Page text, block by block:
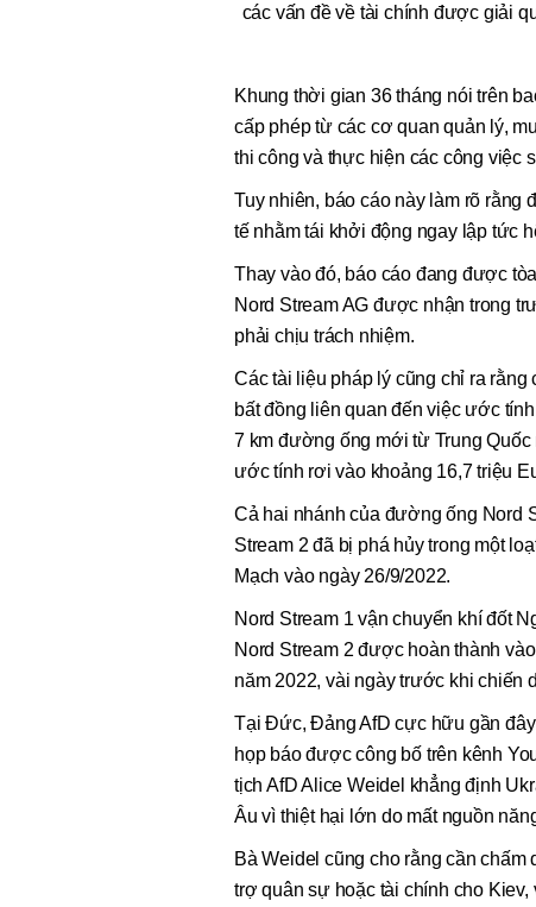
các vấn đề về tài chính được giải
Khung thời gian 36 tháng nói trên
cấp phép từ các cơ quan quản lý,
thi công và thực hiện các công việc
Tuy nhiên, báo cáo này làm rõ
tế nhằm tái khởi động ngay lập tức
Thay vào đó, báo cáo đang được
Nord Stream AG được nhận trong
phải chịu trách nhiệm.
Các tài liệu pháp lý cũng chỉ ra
bất đồng liên quan đến việc ước
7 km đường ống mới từ Trung
ước tính rơi vào khoảng 16,7 triệu
Cả hai nhánh của đường ống Nord
Stream 2 đã bị phá hủy trong một
Mạch vào ngày 26/9/2022.
Nord Stream 1 vận chuyển khí đốt
Nord Stream 2 được hoàn thành
năm 2022, vài ngày trước khi chiến
Tại Đức, Đảng AfD cực hữu gần
họp báo được công bố trên kênh
tịch AfD Alice Weidel khẳng định
Âu vì thiệt hại lớn do mất nguồn
Bà Weidel cũng cho rằng cần
trợ quân sự hoặc tài chính cho